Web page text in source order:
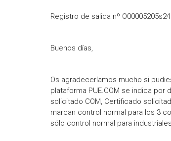
Registro de salida nº
Buenos días,
Os agradeceríamos mucho si
plataforma PUE.COM se indica por
solicitado COM, Certificado
marcan control normal para los 3
sólo control normal para